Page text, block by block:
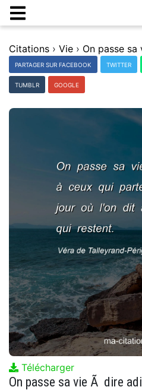
Citations › Vie ›
PARTAGER SUR FACEBOOK TWITTER
TUMBLR GOOGLE
Télécharger